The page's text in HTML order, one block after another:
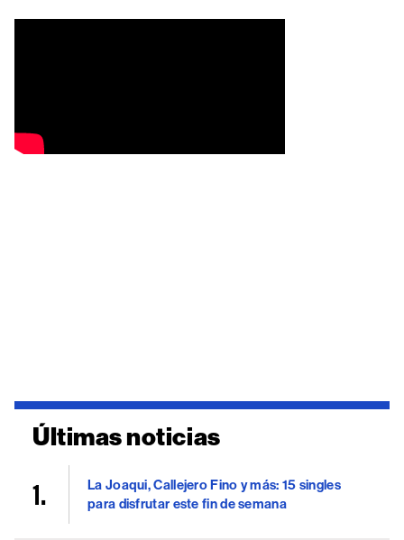
Últimas noticias
La Joaqui, Callejero Fino y más: 15 singles
para disfrutar este fin de semana